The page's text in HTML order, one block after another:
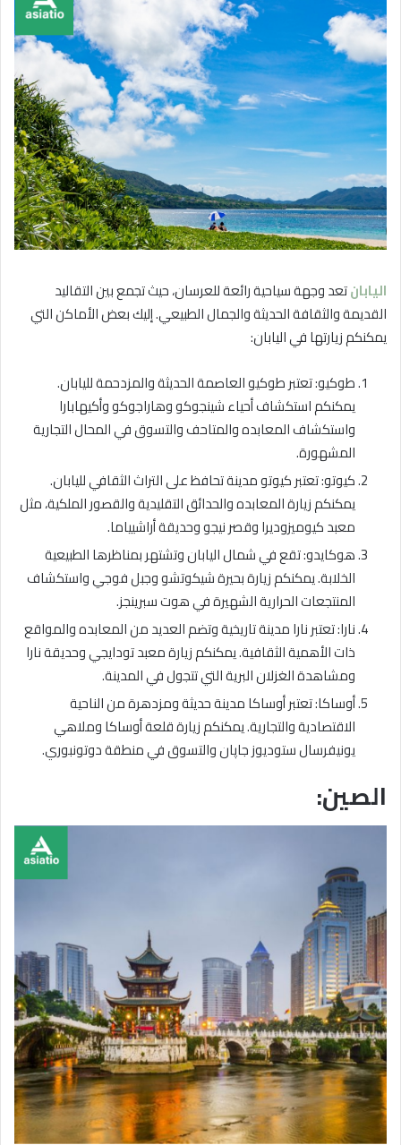
اليابانتعد وجهة سياحية رائعة للعرسان، حيث تجمع بين التقاليد
القديمة والثقافة الحديثة والجمال الطبيعي. إليك بعض الأماكن التي
يمكنكم زيارتها في اليابان:
طوكيو: تعتبر طوكيو العاصمة الحديثة والمزدحمة لليابان.
يمكنكم استكشاف أحياء شينجوكو وهاراجوكو وأكيهابارا
واستكشاف المعابده والمتاحف والتسوق في المحال التجارية
المشهورة.
كيوتو: تعتبر كيوتو مدينة تحافظ على التراث الثقافي لليابان.
يمكنكم زيارة المعابده والحدائق التقليدية والقصور الملكية، مثل
معبد كيوميزوديرا وقصر نيجو وحديقة أراشيياما.
هوكايدو: تقع في شمال اليابان وتشتهر بمناظرها الطبيعية
الخلابة. يمكنكم زيارة بحيرة شيكوتشو وجبل فوجي واستكشاف
المنتجعات الحرارية الشهيرة في هوت سبرينجز.
نارا: تعتبر نارا مدينة تاريخية وتضم العديد من المعابده والمواقع
ذات الأهمية الثقافية. يمكنكم زيارة معبد تودايجي وحديقة نارا
ومشاهدة الغزلان البرية التي تتجول في المدينة.
أوساكا: تعتبر أوساكا مدينة حديثة ومزدهرة من الناحية
الاقتصادية والتجارية. يمكنكم زيارة قلعة أوساكا وملاهي
يونيفرسال ستوديوز جاپان والتسوق في منطقة دوتونبوري.
الصين: